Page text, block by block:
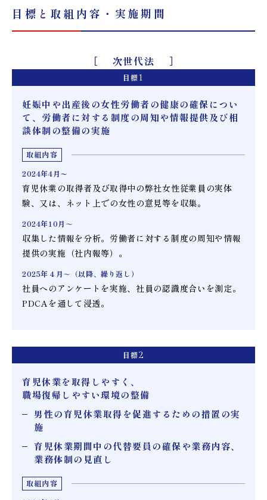
目標と取組内容・実施期間
次世代法
目標1
妊娠中や出産後の女性労働者の健康の確保につい
て、 労働者に対する制度の周知や情報提供及び相
談体制の整備の実施
取組内容
2024年4月〜
育児休業の取得者及び取得中の弊社女性従業員の実体
験、又は、ネット上での女性の意見等を収集。
2024年10月～
収集した情報を分析。労働者に対する制度の周知や情報
提供の実施（社内報等）。
2025年４月～ （以降、繰り返し）
社員へのアンケートを実施、社員の認識度合いを測定。
PDCAを通して浸透。
目標2
育児休業を取得しやすく、
職場復帰しやすい環境の整備
男性の育児休業取得を促進するための措置の実
施
育児休業期間中の代替要員の確保や業務内容、
業務体制の見直し
取組内容